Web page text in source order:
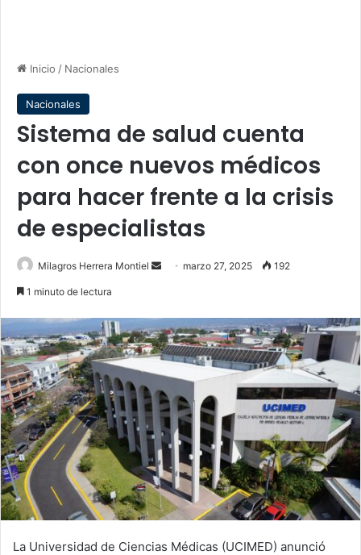
Inicio / Nacionales
Nacionales
Sistema de salud cuenta
con once nuevos médicos
para hacer frente a la crisis
de especialistas
Milagros Herrera Montiel
Send marzo 27, 2025 192
1 minuto de lectura
La Universidad de Ciencias Médicas (UCIMED) anunció